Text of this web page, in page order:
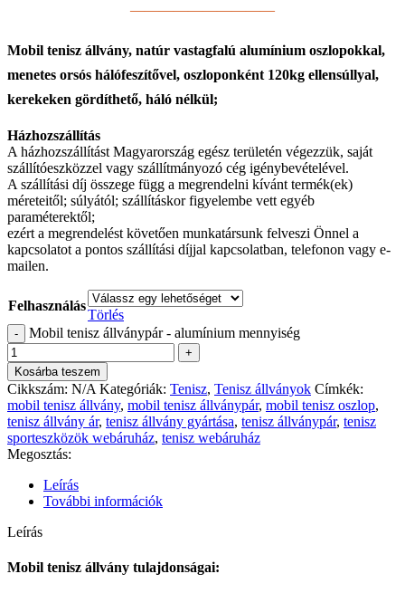
——————————
Mobil tenisz állvány, natúr vastagfalú alumínium oszlopokkal,
menetes orsós hálófeszítővel, oszloponként 120kg ellensúllyal,
kerekeken gördíthető, háló nélkül;
Házhozszállítás
A házhozszállítást Magyarország egész területén végezzük, saját
szállítóeszközzel vagy szállítmányozó cég igénybevételével.
A szállítási díj összege függ a megrendelni kívánt termék(ek)
méreteitől; súlyától; szállításkor figyelembe vett egyéb
paraméterektől;
ezért a megrendelést követően munkatársunk felveszi Önnel a
kapcsolatot a pontos szállítási díjjal kapcsolatban, telefonon vagy e-
mailen.
Felhasználás
Törlés
Mobil tenisz állványpár - alumínium mennyiség
Kosárba teszem
Cikkszám: N/A Kategóriák: Tenisz, Tenisz állványok Címkék:
mobil tenisz állvány, mobil tenisz állványpár, mobil tenisz oszlop,
tenisz állvány ár, tenisz állvány gyártása, tenisz állványpár, tenisz
sporteszközök webáruház, tenisz webáruház
Megosztás:
Leírás
További információk
Leírás
Mobil tenisz állvány tulajdonságai: